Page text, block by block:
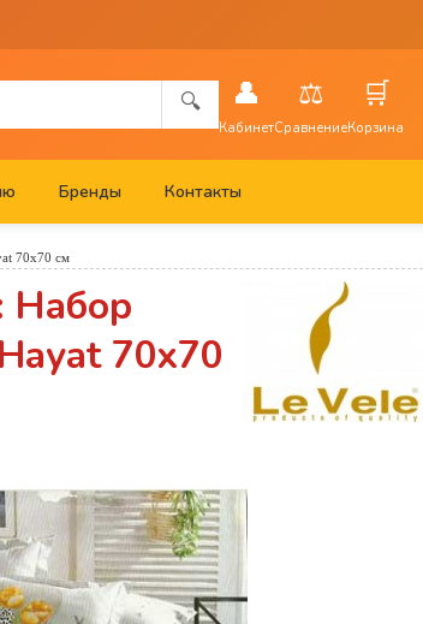
🔍 👤
Кабинет
⚖️
Сравнение
🛒
Корзина
Бренды Контакты
70x70 см
Набор
70x70